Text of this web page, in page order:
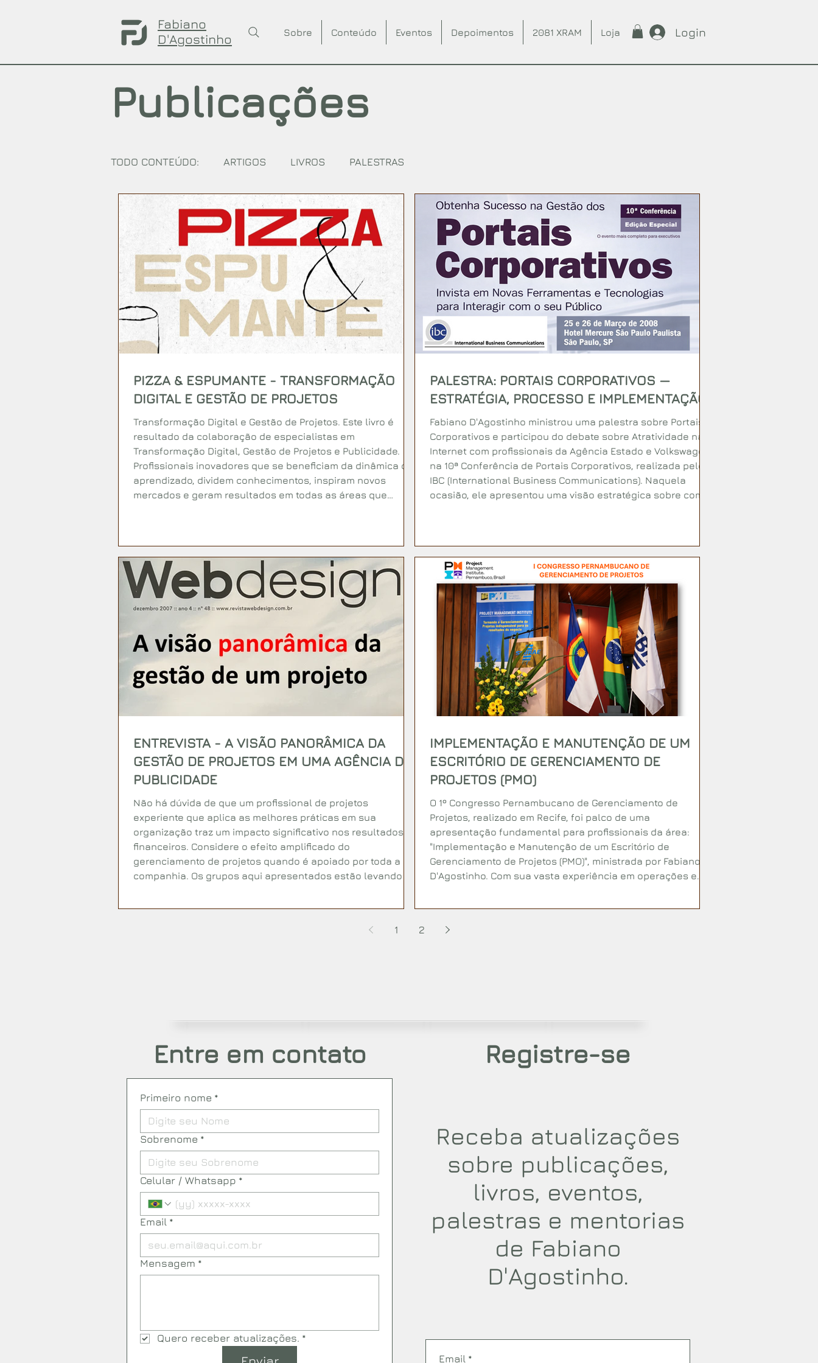
Fabiano
D'Agostinho
Sobre Conteúdo Eventos Depoimentos 2081 XRAM Loja Login
Publicações
TODO CONTEÚDO: ARTIGOS LIVROS PALESTRAS
PIZZA & ESPUMANTE - TRANSFORMAÇÃO
DIGITAL E GESTÃO DE PROJETOS
Transformação Digital e Gestão de Projetos. Este livro é
resultado da colaboração de especialistas em
Transformação Digital, Gestão de Projetos e Publicidade.
Profissionais inovadores que se beneficiam da dinâmica do
aprendizado, dividem conhecimentos, inspiram novos
mercados e geram resultados em todas as áreas que
PALESTRA: PORTAIS CORPORATIVOS —
ESTRATÉGIA, PROCESSO E IMPLEMENTAÇÃO
Fabiano D'Agostinho ministrou uma palestra sobre Portais
Corporativos e participou do debate sobre Atratividade na
Internet com profissionais da Agência Estado e Volkswagen
na 10ª Conferência de Portais Corporativos, realizada pelo
IBC (International Business Communications). Naquela
ocasião, ele apresentou uma visão estratégica sobre como
ENTREVISTA - A VISÃO PANORÂMICA DA
GESTÃO DE PROJETOS EM UMA AGÊNCIA DE
PUBLICIDADE
Não há dúvida de que um profissional de projetos
experiente que aplica as melhores práticas em sua
organização traz um impacto significativo nos resultados
financeiros. Considere o efeito amplificado do
gerenciamento de projetos quando é apoiado por toda a
companhia. Os grupos aqui apresentados estão levando a
IMPLEMENTAÇÃO E MANUTENÇÃO DE UM
ESCRITÓRIO DE GERENCIAMENTO DE
PROJETOS (PMO)
O 1º Congresso Pernambucano de Gerenciamento de
Projetos, realizado em Recife, foi palco de uma
apresentação fundamental para profissionais da área:
"Implementação e Manutenção de um Escritório de
Gerenciamento de Projetos (PMO)", ministrada por Fabiano
D'Agostinho. Com sua vasta experiência em operações e
1 2
Entre em contato
Primeiro nome *
Sobrenome *
Celular / Whatsapp *
Email *
Mensagem *
Quero receber atualizações. *
Registre-se
Receba atualizações
sobre publicações,
livros, eventos,
palestras e mentorias
de Fabiano
D'Agostinho.
Email *